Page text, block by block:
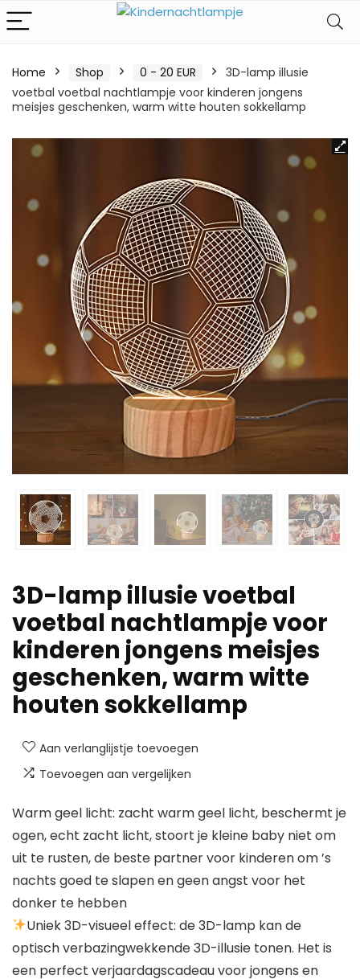
Home Shop 0 - 20 EUR
3D-lamp illusie
voetbal voetbal nachtlampje voor kinderen jongens
meisjes geschenken, warm witte houten sokkellamp
3D-lamp illusie voetbal
voetbal nachtlampje voor
kinderen jongens meisjes
geschenken, warm witte
houten sokkellamp
Aan verlanglijstje toevoegen
Toevoegen aan vergelijken
Warm geel licht: zacht warm geel licht, beschermt je
ogen, echt zacht licht, stoort je kleine baby niet om
uit te rusten, de beste partner voor kinderen om ’s
nachts goed te slapen en geen angst voor het
donker te hebben
Uniek 3D-visueel effect: de 3D-lamp kan de
optisch verbazingwekkende 3D-illusie tonen. Het is
een perfect verjaardagscadeau voor jongens en